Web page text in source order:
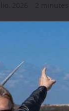
2026 2